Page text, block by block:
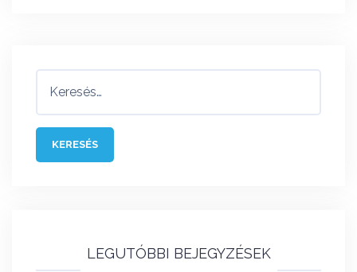
LEGUTÓBBI BEJEGYZÉSEK